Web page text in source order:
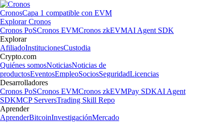
CronosCapa 1 compatible con EVM
Explorar Cronos
Cronos PoSCronos EVMCronos zkEVMAI Agent SDK
Explorar
AfiliadoInstitucionesCustodia
Crypto.com
Quiénes somosNoticiasNoticias de
productosEventosEmpleoSociosSeguridadLicencias
Desarrolladores
Cronos PoSCronos EVMCronos zkEVMPay SDKAI Agent
SDKMCP ServersTrading Skill Repo
Aprender
AprenderBitcoinInvestigaciónMercado